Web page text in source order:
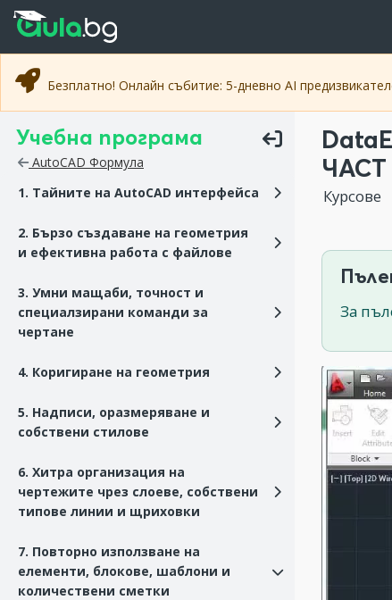
Прескочи към основното съдържание
Прескочи към навигацията
Безплатно! Онлайн събитие: 5-дневно AI
Учебна програма
AutoCAD Формула
1. Тайните на AutoCAD интерфейса
2. Бързо създаване на геометрия
и ефективна работа с файлове
3. Умни мащаби, точност и
специалзирани команди за
чертане
4. Коригиране на геометрия
5. Надписи, оразмеряванe и
собствени стилове
6. Хитра организация на
чертежите чрез слоеве, собствени
типове линии и щриховки
7. Повторно използване на
елементи, блокове, шаблони и
количествени сметки
ЧАСТ
Курсове
За